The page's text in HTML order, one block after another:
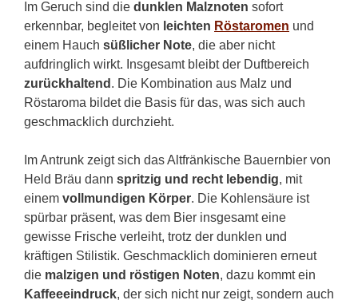
Im Geruch sind die dunklen Malznoten sofort
erkennbar, begleitet von leichten Röstaromen und
einem Hauch süßlicher Note, die aber nicht
aufdringlich wirkt. Insgesamt bleibt der Duftbereich
zurückhaltend . Die Kombination aus Malz und
Röstaroma bildet die Basis für das, was sich auch
geschmacklich durchzieht.
Im Antrunk zeigt sich das Altfränkische Bauernbier von
Held Bräu dann spritzig und recht lebendig, mit
einem vollmundigen Körper. Die Kohlensäure ist
spürbar präsent, was dem Bier insgesamt eine
gewisse Frische verleiht, trotz der dunklen und
kräftigen Stilistik. Geschmacklich dominieren erneut
die malzigen und röstigen Noten, dazu kommt ein
Kaffeeeindruck, der sich nicht nur zeigt, sondern auch